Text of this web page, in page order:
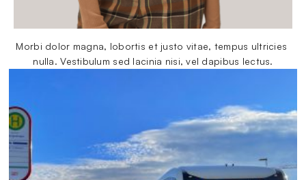
Morbi dolor magna, lobortis et justo vitae, tempus ultricies
nulla. Vestibulum sed lacinia nisi, vel dapibus lectus.